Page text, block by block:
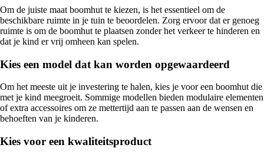
Om de juiste maat boomhut te kiezen, is het essentieel om de
beschikbare ruimte in je tuin te beoordelen. Zorg ervoor dat er genoeg
ruimte is om de boomhut te plaatsen zonder het verkeer te hinderen en
dat je kind er vrij omheen kan spelen.
Kies een model dat kan worden opgewaardeerd
Om het meeste uit je investering te halen, kies je voor een boomhut die
met je kind meegroeit. Sommige modellen bieden modulaire elementen
of extra accessoires om ze mettertijd aan te passen aan de wensen en
behoeften van je kinderen.
Kies voor een kwaliteitsproduct